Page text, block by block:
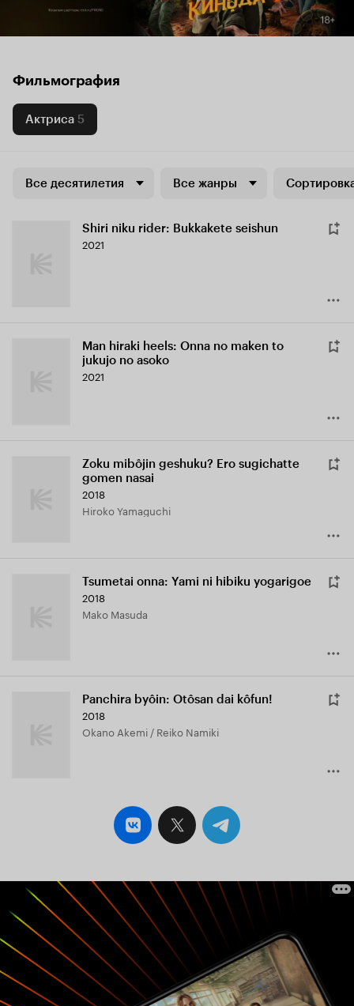
Фильмография
Актриса 5
Все десятилетия Все жанры
Shiri niku rider: Bukkakete seishun
2021
Man hiraki heels: Onna no maken to
jukujo no asoko
2021
Zoku mibôjin geshuku? Ero sugichatte
gomen nasai
2018
Hiroko Yamaguchi
Tsumetai onna: Yami ni hibiku yogarigoe
2018
Mako Masuda
Panchira byôin: Otôsan dai kôfun!
2018
Okano Akemi / Reiko Namiki